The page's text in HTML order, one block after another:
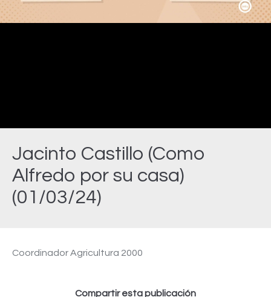
Jacinto Castillo (Como
Alfredo por su casa)
(01/03/24)
Video
Coordinador Agricultura 2000
Compartir esta publicación